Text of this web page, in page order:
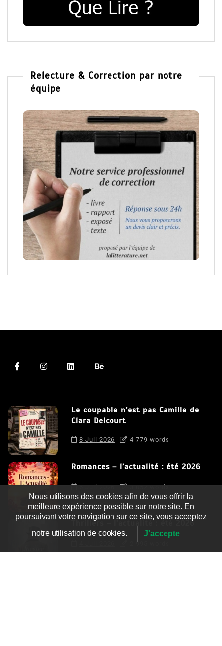
Relecture & Correction par notre
équipe
Le coupable n’est pas Camille de
Clara Delcourt
8 Juil 2026 4 779 words
Romances – l’actualité : été 2026
6 Juil 2026 3 052 words
Thrillers – l’actualité : été 2026
2 995 words
Nous utilisons des cookies afin de vous offrir la
meilleure expérience possible sur notre site. En
poursuivant votre navigation sur ce site, vous acceptez
notre utilisation de cookies. J'accepte